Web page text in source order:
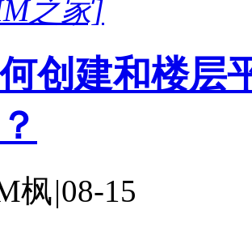
之家]
创建和楼层
枫|08-15